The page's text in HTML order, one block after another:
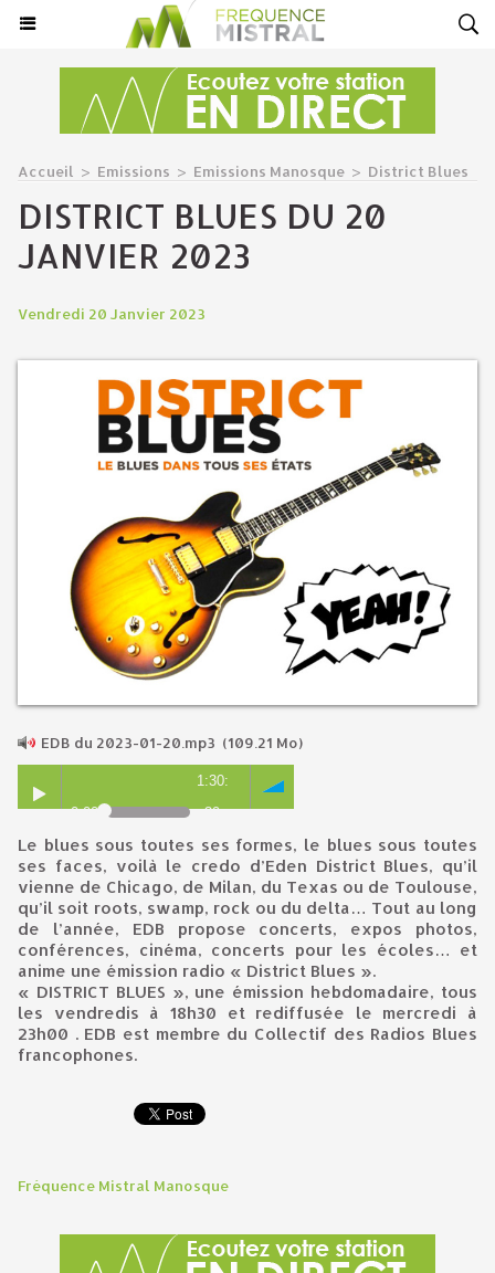
Accueil > Emissions > Emissions Manosque > District Blues
DISTRICT BLUES DU 20
JANVIER 2023
Vendredi 20 Janvier 2023
EDB du 2023-01-20.mp3 (109.21 Mo)
0:00
1:30:
39
Le blues sous toutes ses formes, le blues sous toutes
ses faces, voilà le credo d’Eden District Blues, qu’il
vienne de Chicago, de Milan, du Texas ou de Toulouse,
qu’il soit roots, swamp, rock ou du delta… Tout au long
de l’année, EDB propose concerts, expos photos,
conférences, cinéma, concerts pour les écoles… et
anime une émission radio « District Blues ».
« DISTRICT BLUES », une émission hebdomadaire, tous
les vendredis à 18h30 et rediffusée le mercredi à
23h00 . EDB est membre du Collectif des Radios Blues
francophones.
Fréquence Mistral Manosque